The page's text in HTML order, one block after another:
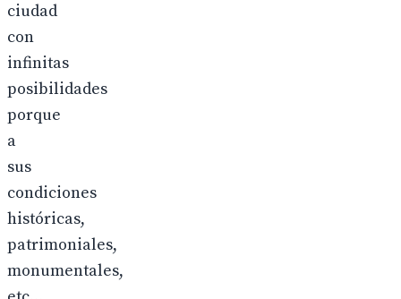
ciudad
con
infinitas
posibilidades
porque
a
sus
condiciones
históricas,
patrimoniales,
monumentales,